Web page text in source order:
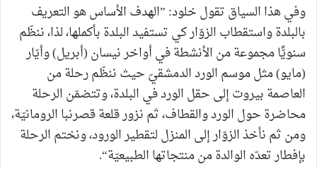
وفي هذا السياق تقول خلود: ”الهدف الأساس هو التعريف
بالبلدة واستقطاب الزوّار كي تستفيد البلدة بأكملها، لذا، ننظّم
سنويًّا مجموعة من الأنشطة في أواخر نيسان (أبريل) وأيّار
(مايو) مثل موسم الورد الدمشقيّ حيث ننظّم رحلة من
العاصمة بيروت إلى حقل الورد في البلدة، وتتضمّن الرحلة
محاضرة حول الورد والقطاف، ثم نزور قلعة قصرنبا الرومانيّة،
ومن ثم نأخذ الزوّار إلى المنزل لتقطير الورود، ونختم الرحلة
بإفطار تعدّه الوالدة من منتجاتها الطبيعيّة“.